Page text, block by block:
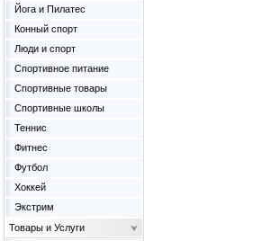
Йога и Пилатес
Конный спорт
Люди и спорт
Спортивное питание
Спортивные товары
Спортивные школы
Теннис
Фитнес
Футбол
Хоккей
Экстрим
Товары и Услуги